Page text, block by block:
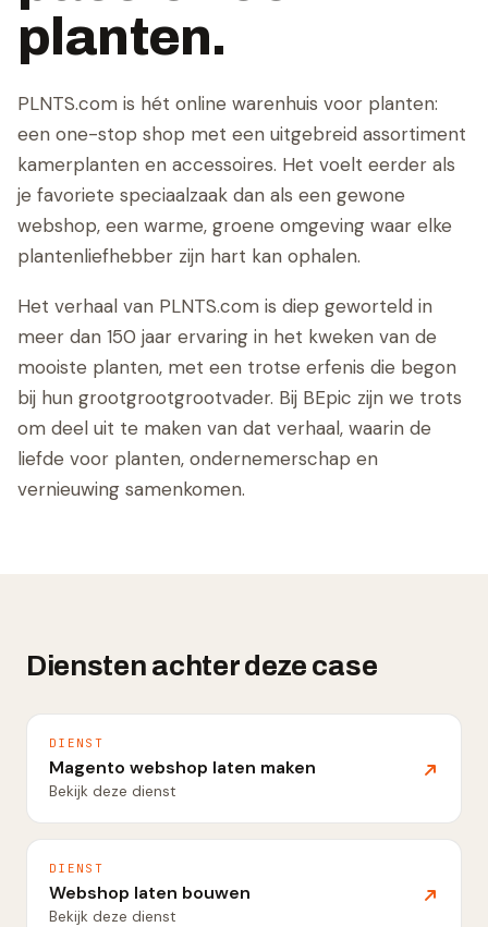
planten.
PLNTS.com is hét online warenhuis voor planten:
een one-stop shop met een uitgebreid assortiment
kamerplanten en accessoires. Het voelt eerder als
je favoriete speciaalzaak dan als een gewone
webshop, een warme, groene omgeving waar elke
plantenliefhebber zijn hart kan ophalen.
Het verhaal van PLNTS.com is diep geworteld in
meer dan 150 jaar ervaring in het kweken van de
mooiste planten, met een trotse erfenis die begon
bij hun grootgrootgrootvader. Bij BEpic zijn we trots
om deel uit te maken van dat verhaal, waarin de
liefde voor planten, ondernemerschap en
vernieuwing samenkomen.
Diensten achter deze case
DIENST
Magento webshop laten maken
Bekijk deze dienst
DIENST
Webshop laten bouwen
Bekijk deze dienst